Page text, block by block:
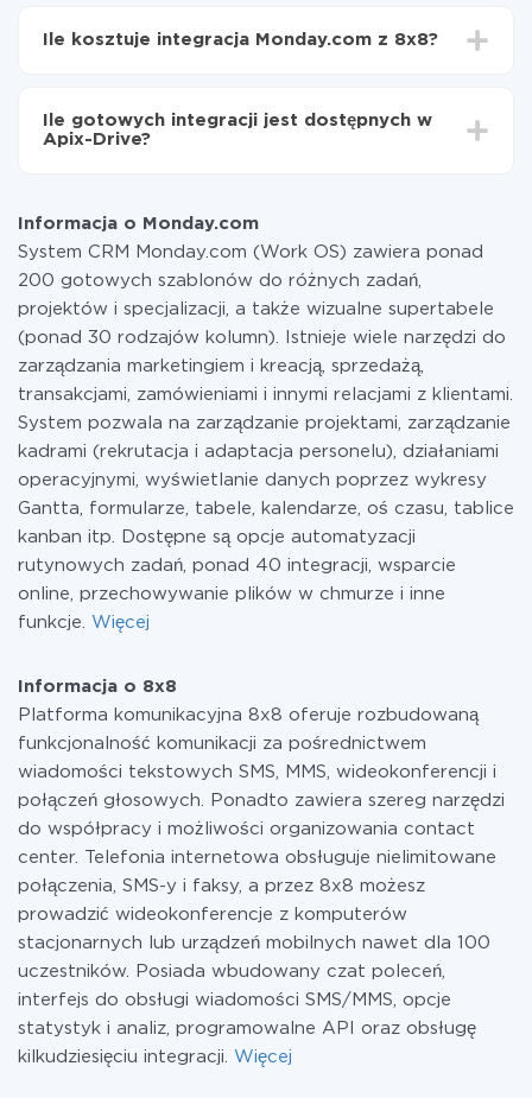
Monday.com do 8x8
od 5 do 30 minut. Konfiguracja zajmuje średnio 10-15
Ile kosztuje integracja Monday.com z 8x8?
Płacisz tylko za ilość danych, która faktycznie jest
przekazywana z jednego z Twoich systemów do
w razie potrzeby przełączyć się na płatną. Więcej
informacji otaryfach.
Ile gotowych integracji jest dostępnych w
Apix-Drive?
Informacja o Monday.com
System CRM Monday.com (Work OS) zawiera ponad
200 gotowych szablonów do różnych zadań,
projektów i specjalizacji, a także wizualne supertabele
(ponad 30 rodzajów kolumn). Istnieje wiele narzędzi do
zarządzania marketingiem i kreacją, sprzedażą,
transakcjami, zamówieniami i innymi relacjami z klientami.
System pozwala na zarządzanie projektami, zarządzanie
kadrami (rekrutacja i adaptacja personelu), działaniami
operacyjnymi, wyświetlanie danych poprzez wykresy
Gantta, formularze, tabele, kalendarze, oś czasu, tablice
kanban itp. Dostępne są opcje automatyzacji
rutynowych zadań, ponad 40 integracji, wsparcie
online, przechowywanie plików w chmurze i inne
funkcje. Więcej
Informacja o 8x8
Platforma komunikacyjna 8x8 oferuje rozbudowaną
funkcjonalność komunikacji za pośrednictwem
wiadomości tekstowych SMS, MMS, wideokonferencji i
połączeń głosowych. Ponadto zawiera szereg narzędzi
do współpracy i możliwości organizowania contact
center. Telefonia internetowa obsługuje nielimitowane
połączenia, SMS-y i faksy, a przez 8x8 możesz
prowadzić wideokonferencje z komputerów
stacjonarnych lub urządzeń mobilnych nawet dla 100
uczestników. Posiada wbudowany czat poleceń,
interfejs do obsługi wiadomości SMS/MMS, opcje
statystyk i analiz, programowalne API oraz obsługę
kilkudziesięciu integracji. Więcej